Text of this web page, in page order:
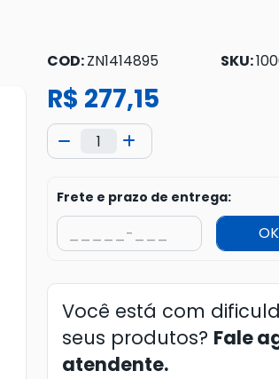
COD:ZN1414895 SKU:
R$ 277,15
Frete e prazo de entrega:
OK
Você está com
seus produtos? Fale
atendente.